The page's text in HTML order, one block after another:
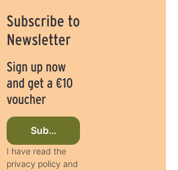
Subscribe to
Newsletter
Sign up now
and get a €10
voucher
Subscribe to newsletter now
I have read the
privacy policy and